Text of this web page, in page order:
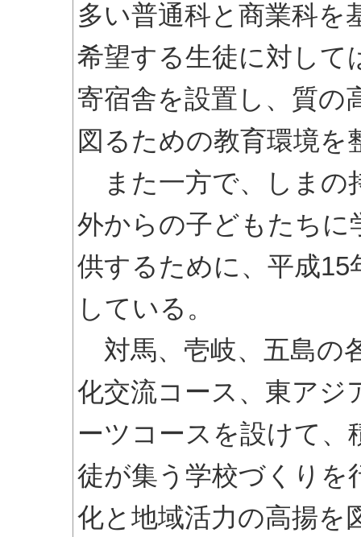
多い普通科と商業科を
希望する生徒に対して
寄宿舎を設置し、質の
図るための教育環境を
また一方で、しまの
外からの子どもたちに
供するために、平成15
している。
対馬、壱岐、五島の
化交流コース、東アジ
ーツコースを設けて、
徒が集う学校づくりを
化と地域活力の高揚を